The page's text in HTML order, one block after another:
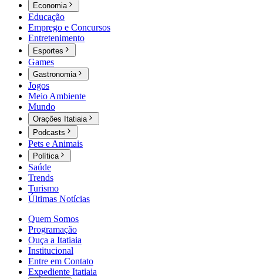
Economia
Educação
Emprego e Concursos
Entretenimento
Esportes
Games
Gastronomia
Jogos
Meio Ambiente
Mundo
Orações Itatiaia
Podcasts
Pets e Animais
Política
Saúde
Trends
Turismo
Últimas Notícias
Quem Somos
Programação
Ouça a Itatiaia
Institucional
Entre em Contato
Expediente Itatiaia